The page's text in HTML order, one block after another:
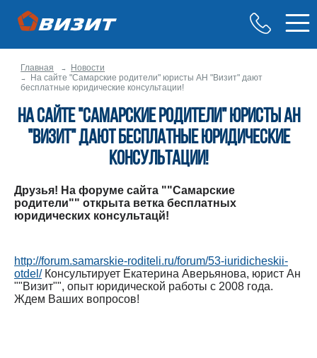
Главная
Новости
На сайте "Самарские родители" юристы АН "Визит" дают
бесплатные юридические консультации!
На сайте "Самарские родители" юристы АН
"Визит" дают бесплатные юридические
консультации!
Друзья! На форуме сайта ""Самарские
родители"" открыта ветка бесплатных
юридических консультацй!
http://forum.samarskie-roditeli.ru/forum/53-iuridicheskii-
otdel/Консультирует Екатерина Аверьянова, юрист Ан
""Визит"", опыт юридической работы с 2008 года.
Ждем Ваших вопросов!